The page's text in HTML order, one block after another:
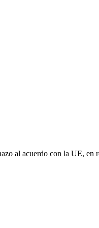
al acuerdo con la UE, en